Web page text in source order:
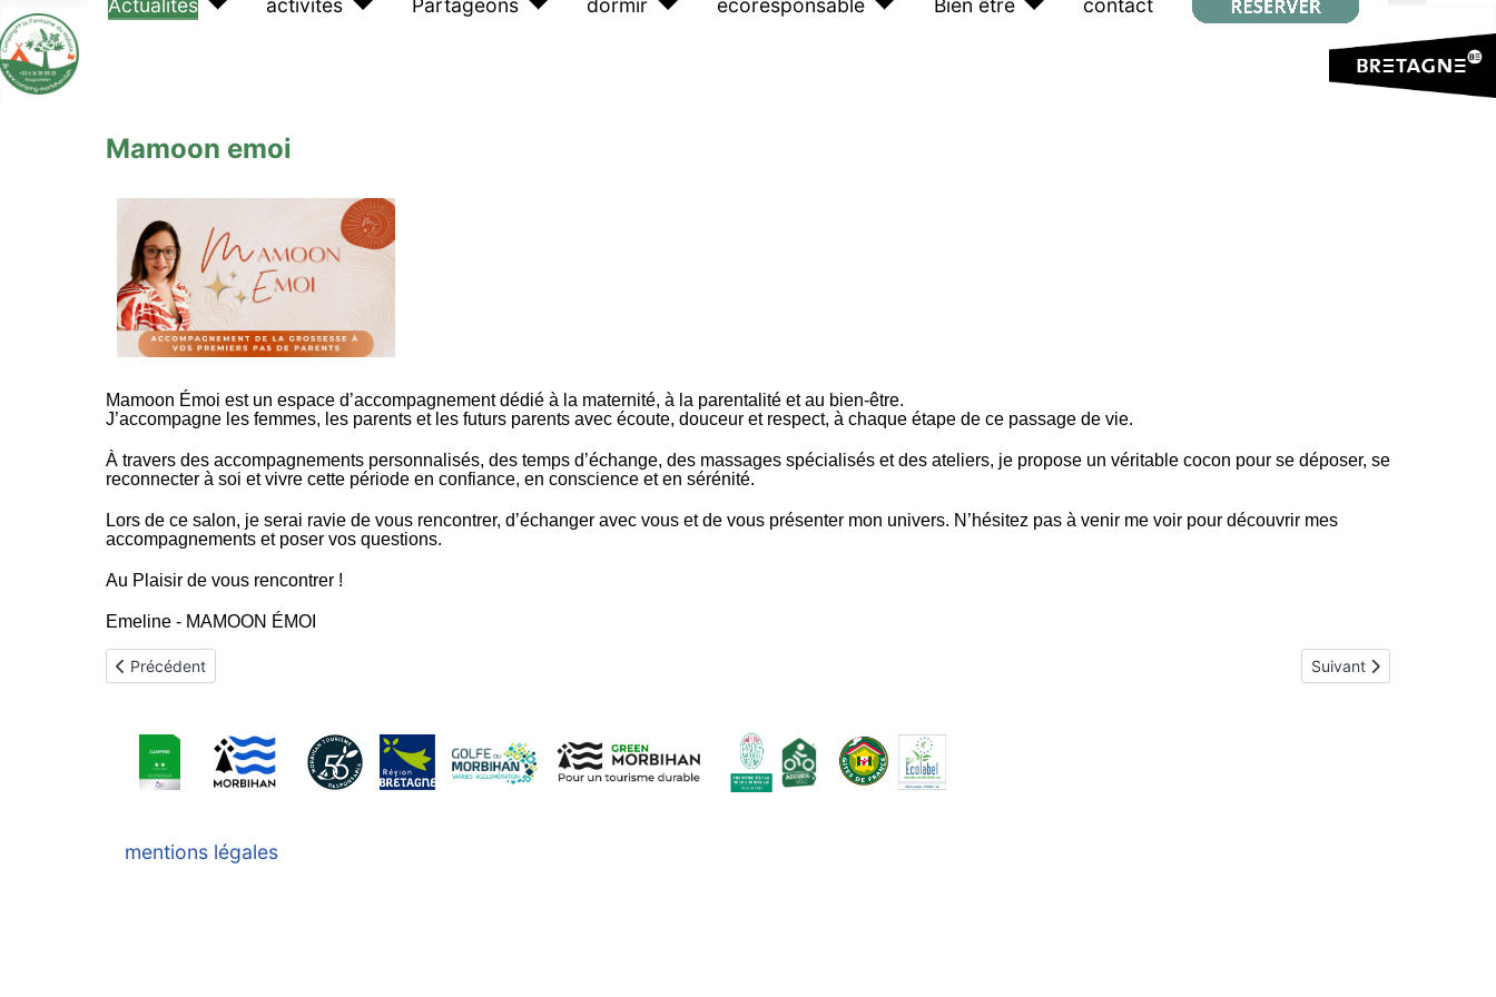
Actualités activités Partageons dormir ecoresponsable Bien être contact
Mamoon emoi
Mamoon Émoi est un espace d’accompagnement dédié à la maternité, à la parentalité et au bien-être.
J’accompagne les femmes, les parents et les futurs parents avec écoute, douceur et respect, à chaque étape de ce passage de vie.
À travers des accompagnements personnalisés, des temps d’échange, des massages spécialisés et des ateliers, je propose un véritable cocon pour se déposer, se
reconnecter à soi et vivre cette période en confiance, en conscience et en sérénité.
Lors de ce salon, je serai ravie de vous rencontrer, d’échanger avec vous et de vous présenter mon univers. N’hésitez pas à venir me voir pour découvrir mes
accompagnements et poser vos questions.
Au Plaisir de vous rencontrer !
Emeline - MAMOON ÉMOI
Article précédent : Restauration
Précédent Article suivant : Parc
Suivant
mentions légales